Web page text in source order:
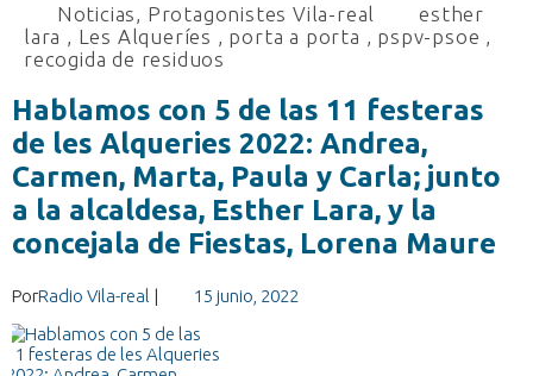
Noticias Protagonistes Vila-real
esther
lara
Les Alqueríes porta a porta pspv-psoe
recogida de residuos
Hablamos con 5 de las 11 festeras
de les Alqueries 2022: Andrea,
Carmen, Marta, Paula y Carla; junto
a la alcaldesa, Esther Lara, y la
concejala de Fiestas, Lorena Maure
PorRadio Vila-real | 15 junio, 2022